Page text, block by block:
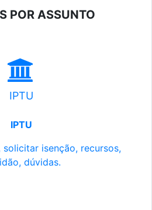
POR ASSUNTO
IPTU
IPTU
solicitar isenção, recursos,
dúvidas.